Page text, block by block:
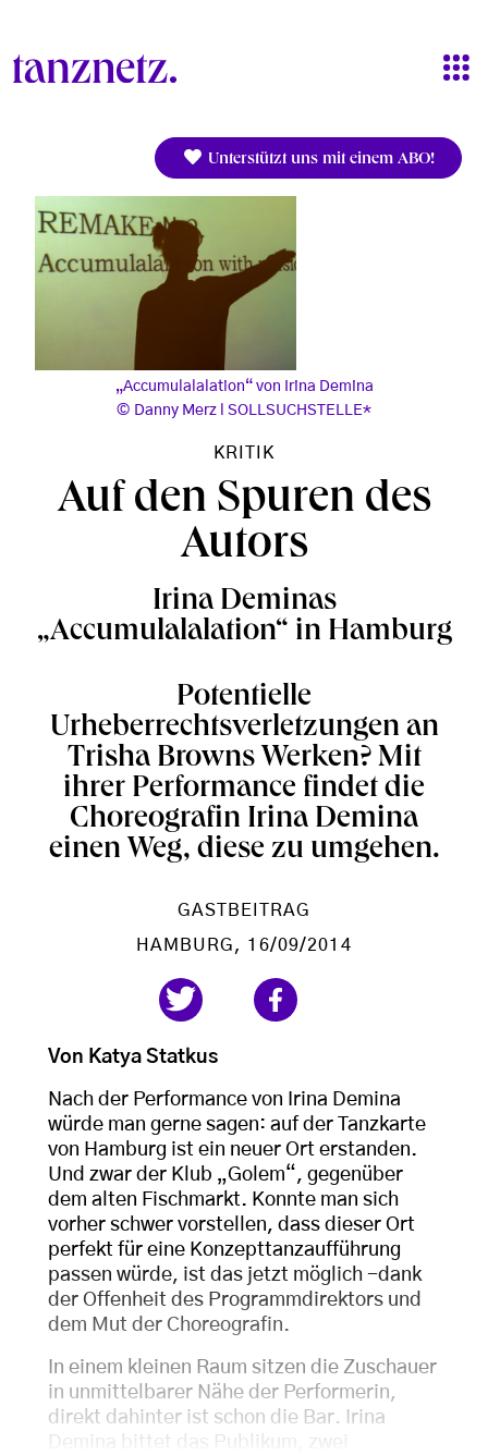
Unterstützt uns mit einem ABO!
„Accumulalalation“ von Irina Demina
Danny Merz l SOLLSUCHSTELLE*
KRITIK
Auf den Spuren des
Autors
Irina Deminas
„Accumulalalation“ in Hamburg
Potentielle
Urheberrechtsverletzungen an
Trisha Browns Werken? Mit
ihrer Performance findet die
Choreografin Irina Demina
einen Weg, diese zu umgehen.
GASTBEITRAG
HAMBURG , 16/09/2014
Von Katya Statkus
Nach der Performance von Irina Demina
würde man gerne sagen: auf der Tanzkarte
von Hamburg ist ein neuer Ort erstanden.
Und zwar der Klub „Golem“, gegenüber
dem alten Fischmarkt. Konnte man sich
vorher schwer vorstellen, dass dieser Ort
perfekt für eine Konzepttanzaufführung
passen würde, ist das jetzt möglich -dank
der Offenheit des Programmdirektors und
dem Mut der Choreografin.
In einem kleinen Raum sitzen die Zuschauer
in unmittelbarer Nähe der Performerin,
direkt dahinter ist schon die Bar. Irina
Demina bittet das Publikum, zwei